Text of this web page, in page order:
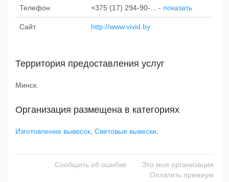
Телефон +375 (17) 294-90-... - показать
Сайт http://www.vivid.by
Территория предоставления услуг
Минск.
Организация размещена в категориях
Изготовление вывесок Световые вывески
Сообщить об ошибке
Это моя организация
Оплатить премиум